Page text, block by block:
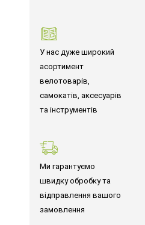
У нас дуже широкий
асортимент
велотоварів,
самокатів, аксесуарів
та інструментів
Ми гарантуємо
швидку обробку та
відправлення вашого
замовлення